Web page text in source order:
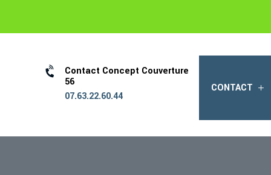

Contact Concept Couverture
56
07.63.22.60.44
CONTACT